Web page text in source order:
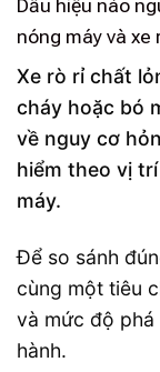
Dấu hiệu nào
nóng máy và xe
Xe rò rỉ chất
cháy hoặc bó
về nguy cơ
hiểm theo vị
máy.
Để so sánh
cùng một tiêu
và mức độ
hành.